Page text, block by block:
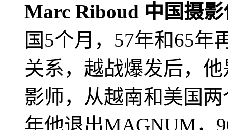
Marc Riboud 中国摄
国5个月，57年和65年
关系，越战爆发后，
影师，从越南和美国
年他退出MAGNUM，